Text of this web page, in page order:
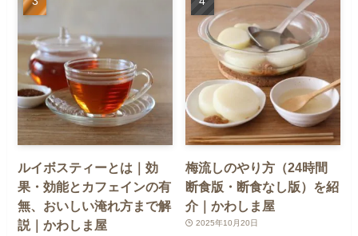
ルイボスティーとは｜効
果・効能とカフェインの有
無、おいしい淹れ方まで解
説｜かわしま屋
梅流しのやり方（24時間
断食版・断食なし版）を紹
介｜かわしま屋
2025年10月20日